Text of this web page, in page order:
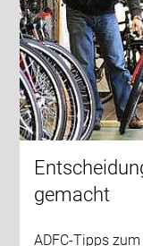
gemacht
ADFC-Tipps